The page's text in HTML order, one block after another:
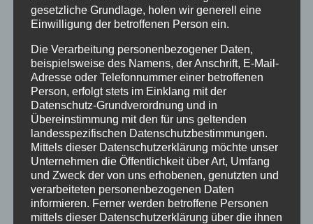
Visionen-Konferenz
gesetzliche Grundlage, holen wir generell eine
Einwilligung der betroffenen Person ein.
Die Verarbeitung personenbezogener Daten,
beispielsweise des Namens, der Anschrift, E-Mail-
Adresse oder Telefonnummer einer betroffenen
Person, erfolgt stets im Einklang mit der
Datenschutz-Grundverordnung und in
Übereinstimmung mit den für uns geltenden
landesspezifischen Datenschutzbestimmungen.
Mittels dieser Datenschutzerklärung möchte unser
Unternehmen die Öffentlichkeit über Art, Umfang
und Zweck der von uns erhobenen, genutzten und
verarbeiteten personenbezogenen Daten
informieren. Ferner werden betroffene Personen
mittels dieser Datenschutzerklärung über die ihnen